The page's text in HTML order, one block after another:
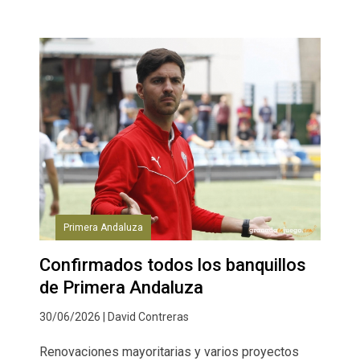
Primera Andaluza
Confirmados todos los banquillos
de Primera Andaluza
30/06/2026 | David Contreras
Renovaciones mayoritarias y varios proyectos